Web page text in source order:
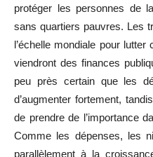
protéger les personnes de
sans quartiers pauvres. Les
l’échelle mondiale pour
viendront des finances
peu près certain que les
d’augmenter fortement,
de prendre de l’importance
Comme les dépenses, les
parallèlement à la